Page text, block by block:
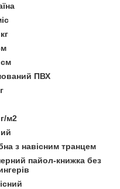
ПВХ
м2
з навісним транцем
пайол-книжка без